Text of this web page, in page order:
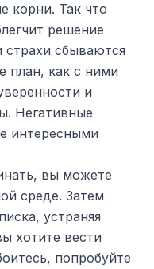
корни. Так что
решение
сбываются
план, как с ними
и
Негативные
интересными
вы можете
среде. Затем
устраняя
хотите вести
попробуйте